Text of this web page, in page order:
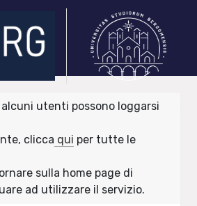
utenti possono loggarsi
clicca qui per tutte le
sulla home page di
ad utilizzare il servizio.